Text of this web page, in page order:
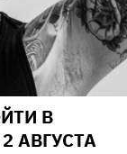
В
АВГУСТА